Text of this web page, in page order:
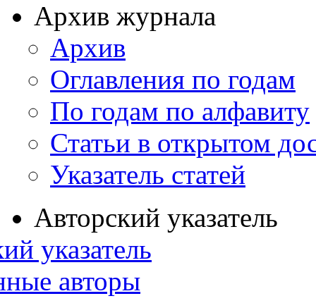
Архив журнала
Архив
Оглавления по годам
По годам по алфавиту
Статьи в открытом
Указатель статей
Авторский указатель
указатель
авторы